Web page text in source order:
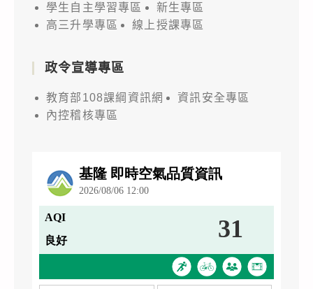
學生自主學習專區
新生專區
高三升學專區
線上授課專區
政令宣導專區
教育部108課綱資訊網
資訊安全專區
內控稽核專區